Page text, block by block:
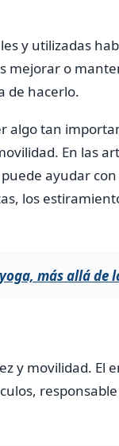
y utilizadas
mejorar o
de hacerlo.
algo tan
En las
ayudar
los
más allá de
y movilidad. El